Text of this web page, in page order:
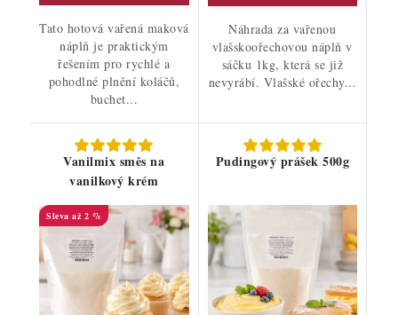
Tato hotová vařená maková
náplň je praktickým
řešením pro rychlé a
pohodlné plnění koláčů,
buchet...
Náhrada za vařenou
vlašskoořechovou náplň v
sáčku 1kg, která se již
nevyrábí. Vlašské ořechy...
Vanilmix směs na
vanilkový krém
až 2 %
Pudingový prášek 500g